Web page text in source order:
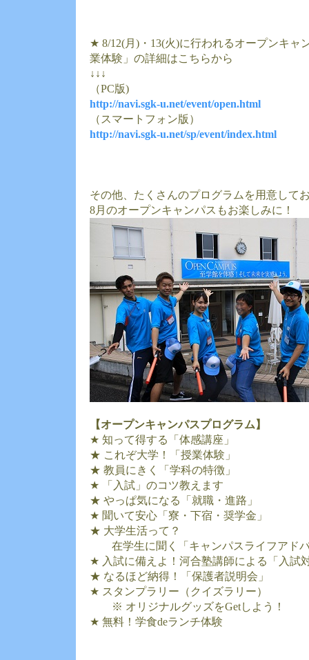
★ 8/12(月)・13(火)に行われるオープンキャ
業体験」の詳細はこちらから
↓↓↓
（PC版)
http://navi.sgk-u.net/event/open.html
（スマートフォン版）
http://navi.sgk-u.net/sp/event/index.html
その他、たくさんのプログラムを用意して
8月のオープンキャンパスもお楽しみに！
【オープンキャンパスプログラム】
★ 知って得する「体感講座」
★ これぞ大学！「授業体験」
★ 教員にきく「学科の特徴」
★ 「入試」のコツ教えます
★ やっぱ気になる「就職・進路」
★ 聞いて安心「寮・下宿・奨学金」
★ 大学生活って？
在学生に聞く「キャンパスライフアド
★ 入試に備えよ！河合塾講師による「入試
★ なるほど納得！「保護者説明会」
★ スタンプラリー（クイズラリー）
※ オリジナルグッズをGetしよう！
★ 無料！学食deランチ体験